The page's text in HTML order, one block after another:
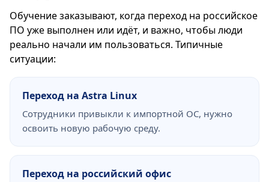
Обучение заказывают, когда переход на российское
ПО уже выполнен или идёт, и важно, чтобы люди
реально начали им пользоваться. Типичные
ситуации:
Переход на Astra Linux
Сотрудники привыкли к импортной ОС, нужно
освоить новую рабочую среду.
Переход на российский офис